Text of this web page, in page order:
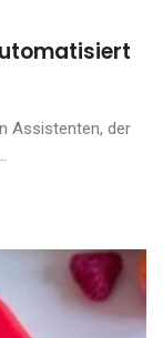
Assistenten, der